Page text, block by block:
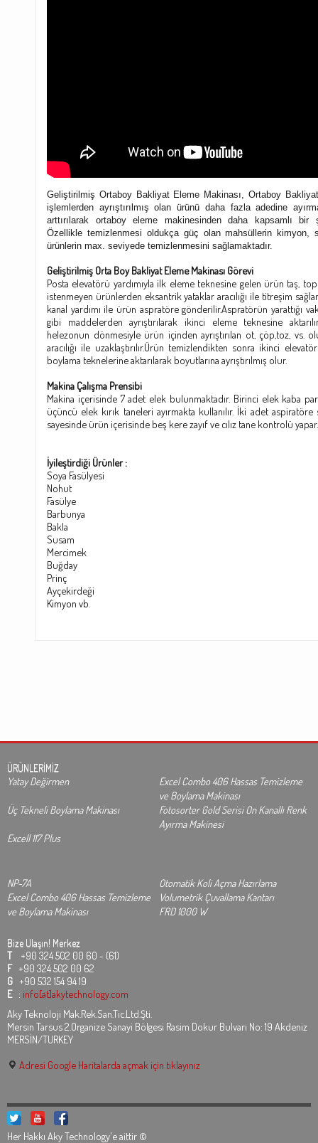
Geliştirilmiş Ortaboy Bakliyat Eleme Makinası, Ortaboy
işlemlerden ayrıştırılmış olan ürünü daha fazla adedine
arttırılarak ortaboy eleme makinesinden daha kapsamlı bir
Özellikle temizlenmesi oldukça güç olan mahsüllerin kimyon,
ürünlerin max. seviyede temizlenmesini sağlamaktadır.
Geliştirilmiş Orta Boy Bakliyat Eleme Makinası Görevi
Posta elevatörü yardımıyla ilk eleme teknesine gelen ürün taş,
istenmeyen ürünlerden eksantrik yataklar aracılığı ile titreşim
kanal yardımı ile ürün aspratöre gönderilir.Aspratörün yarattığı
gibi maddelerden ayrıştırılarak ikinci eleme teknesine
helezonun dönmesiyle ürün içinden ayrıştırılan ot, çöp,toz, vs.
aracılığı ile uzaklaştırılır.Ürün temizlendikten sonra ikinci
boylama teknelerine aktarılarak boyutlarına ayrıştırılmış olur.
Makina Çalışma Prensibi
Makina içerisinde 7 adet elek bulunmaktadır. Birinci elek kaba
üçüncü elek kırık taneleri ayırmakta kullanılır. İki adet
sayesinde ürün içerisinde beş kere zayıf ve cılız tane kontrolü yapar.
İyileştirdiği Ürünler :
Soya Fasülyesi
Nohut
Fasülye
Barbunya
Bakla
Susam
Mercimek
Buğday
Prinç
Ayçekirdeği
Kimyon vb
ÜRÜNLERİMİZ
Yatay Değirmen
Excel Combo 406 Hassas Temizleme
ve Boylama Makinası
Üç Tekneli Boylama Makinası
Fotosorter Gold Serisi On Kanallı Renk
Ayırma Makinesi
Excell 117 Plus
NP-7A
Otomatik Koli Açma Hazırlama
Excel Combo 406 Hassas Temizleme
ve Boylama Makinası
Volumetrik Çuvallama Kantarı
FRD 1000 W
Bize Ulaşın! Merkez
T +90 324 502 00 60 - (61)
F +90 324 502 00 62
G +90 532 154 94 19
E : info[at]akytechnology.com
Aky Teknoloji Mak.Rek.San.Tic.Ltd.Şti.
Mersin Tarsus 2.Organize Sanayi Bölgesi Rasim Dokur Bulvarı No: 19 Akdeniz
MERSİN/TURKEY
Adresi Google Haritalarda açmak için tıklayınız
Her Hakkı Aky Technology'e aittir ©